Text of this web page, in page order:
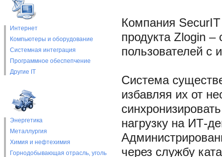
Интернет
Компьютеры и оборудование
Системная интеграция
Программное обеспепчение
Другие IT
Энергетика
Металлургия
Химия и нефтехимия
Горнодобывающая отрасль, уголь
Компания
продукта Zlogin
пользователей с
Система
избавляя их от
нагрузку на ИТ-
через службу